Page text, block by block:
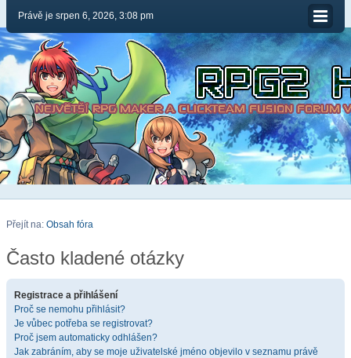
Právě je srpen 6, 2026, 3:08 pm
Přejít na: Obsah fóra
Často kladené otázky
Registrace a přihlášení
Proč se nemohu přihlásit?
Je vůbec potřeba se registrovat?
Proč jsem automaticky odhlášen?
Jak zabráním, aby se moje uživatelské jméno objevilo v seznamu právě